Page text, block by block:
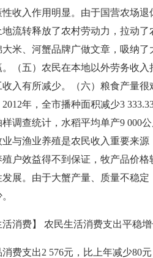
收入作用明显。由于国营农场
流转释放了农村劳动力，拉动
米、河蟹品牌广做文章，吸纳
（五）农民在本地以外劳务收
入有所减少。（六）粮食产量
年，全市播种面积减少3
调查统计，水稻平均单产9 000
业与渔业养殖是农民收入重要来
户效益得不到保证，牧产品价
展。由于大蟹产量、质量不稳
消费】 农民生活消费支出平稳
费支出2 576元，比上年减少80